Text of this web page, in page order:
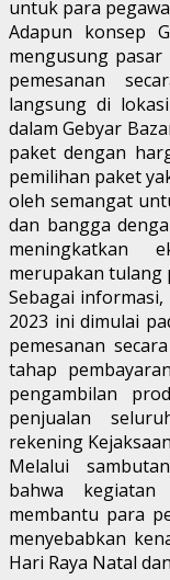
untuk para
Adapun konsep
mengusung
pemesanan
langsung di
dalam Gebyar
paket dengan
pemilihan paket
oleh semangat
dan bangga
meningkatkan
merupakan tulang
Sebagai
2023 ini dimulai
pemesanan
tahap
pengambilan
penjualan
rekening
Melalui
bahwa
membantu para
menyebabkan
Hari Raya Natal